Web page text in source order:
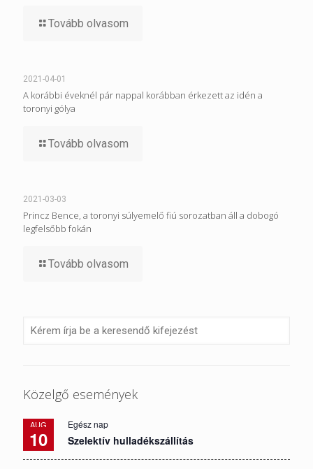
Tovább olvasom
2021-04-01
A korábbi éveknél pár nappal korábban érkezett az idén a
toronyi gólya
Tovább olvasom
2021-03-03
Princz Bence, a toronyi súlyemelő fiú sorozatban áll a dobogó
legfelsőbb fokán
Tovább olvasom
Közelgő események
AUG
10
Egész nap
Szelektív hulladékszállítás